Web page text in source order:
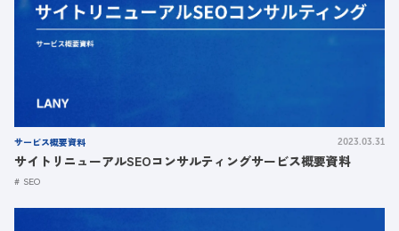
サービス概要資料 2023.03.31
サイトリニューアルSEOコンサルティングサービス概要資料
SEO